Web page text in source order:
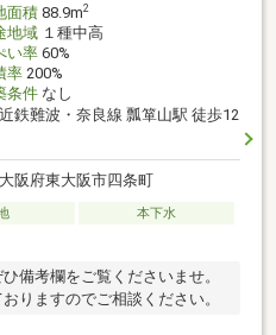
面積88.9m2
地域１種中高
い率60%
率200%
条件なし
近鉄難波・奈良線 瓢箪山駅 徒歩12
大阪府東大阪市四条町
本下水
備考欄をご覧くださいませ。
りますのでご相談ください。